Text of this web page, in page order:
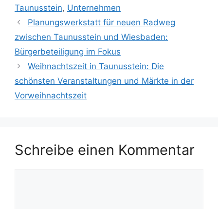
Taunusstein, Unternehmen
Planungswerkstatt für neuen Radweg
zwischen Taunusstein und Wiesbaden:
Bürgerbeteiligung im Fokus
Weihnachtszeit in Taunusstein: Die
schönsten Veranstaltungen und Märkte in der
Vorweihnachtszeit
Schreibe einen Kommentar